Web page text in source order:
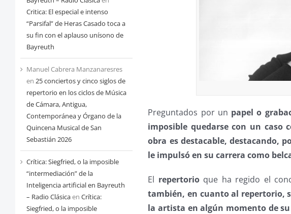
Critica: El especial e intenso
“Parsifal” de Heras Casado toca a
su fin con el aplauso unísono de
Bayreuth
Manuel Cabrera Manzanaresres
en 25 conciertos y cinco siglos de
repertorio en los ciclos de Música
de Cámara, Antigua,
Contemporánea y Órgano de la
Quincena Musical de San
Sebastián 2026
Crítica: Siegfried, o la imposible
“intermediación” de la
Inteligencia artificial en Bayreuth
– Radio Clásicaen Crítica:
Siegfried, o la imposible
Preguntados por un papel o
imposible quedarse con un caso
obra es destacable, destacando,
le impulsó en su carrera como
El repertorioque ha regido el
también, en cuanto al repertorio,
la artista en algún momento de